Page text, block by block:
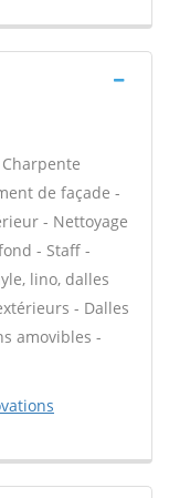
de façade -
- Nettoyage
- Staff -
lino, dalles
- Dalles
amovibles -